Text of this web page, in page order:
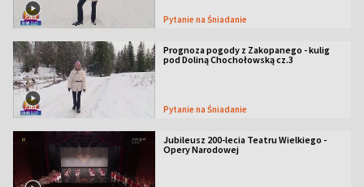
Pytanie na Śniadanie
Prognoza pogody z Zakopanego - kulig
pod Doliną Chochołowską cz.3
Pytanie na Śniadanie
Jubileusz 200-lecia Teatru Wielkiego -
Opery Narodowej